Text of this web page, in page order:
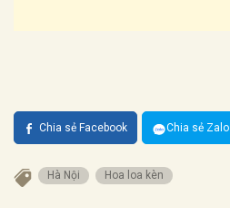
Chia sẻ Facebook Chia sẻ Zalo
Hà Nội Hoa loa kèn